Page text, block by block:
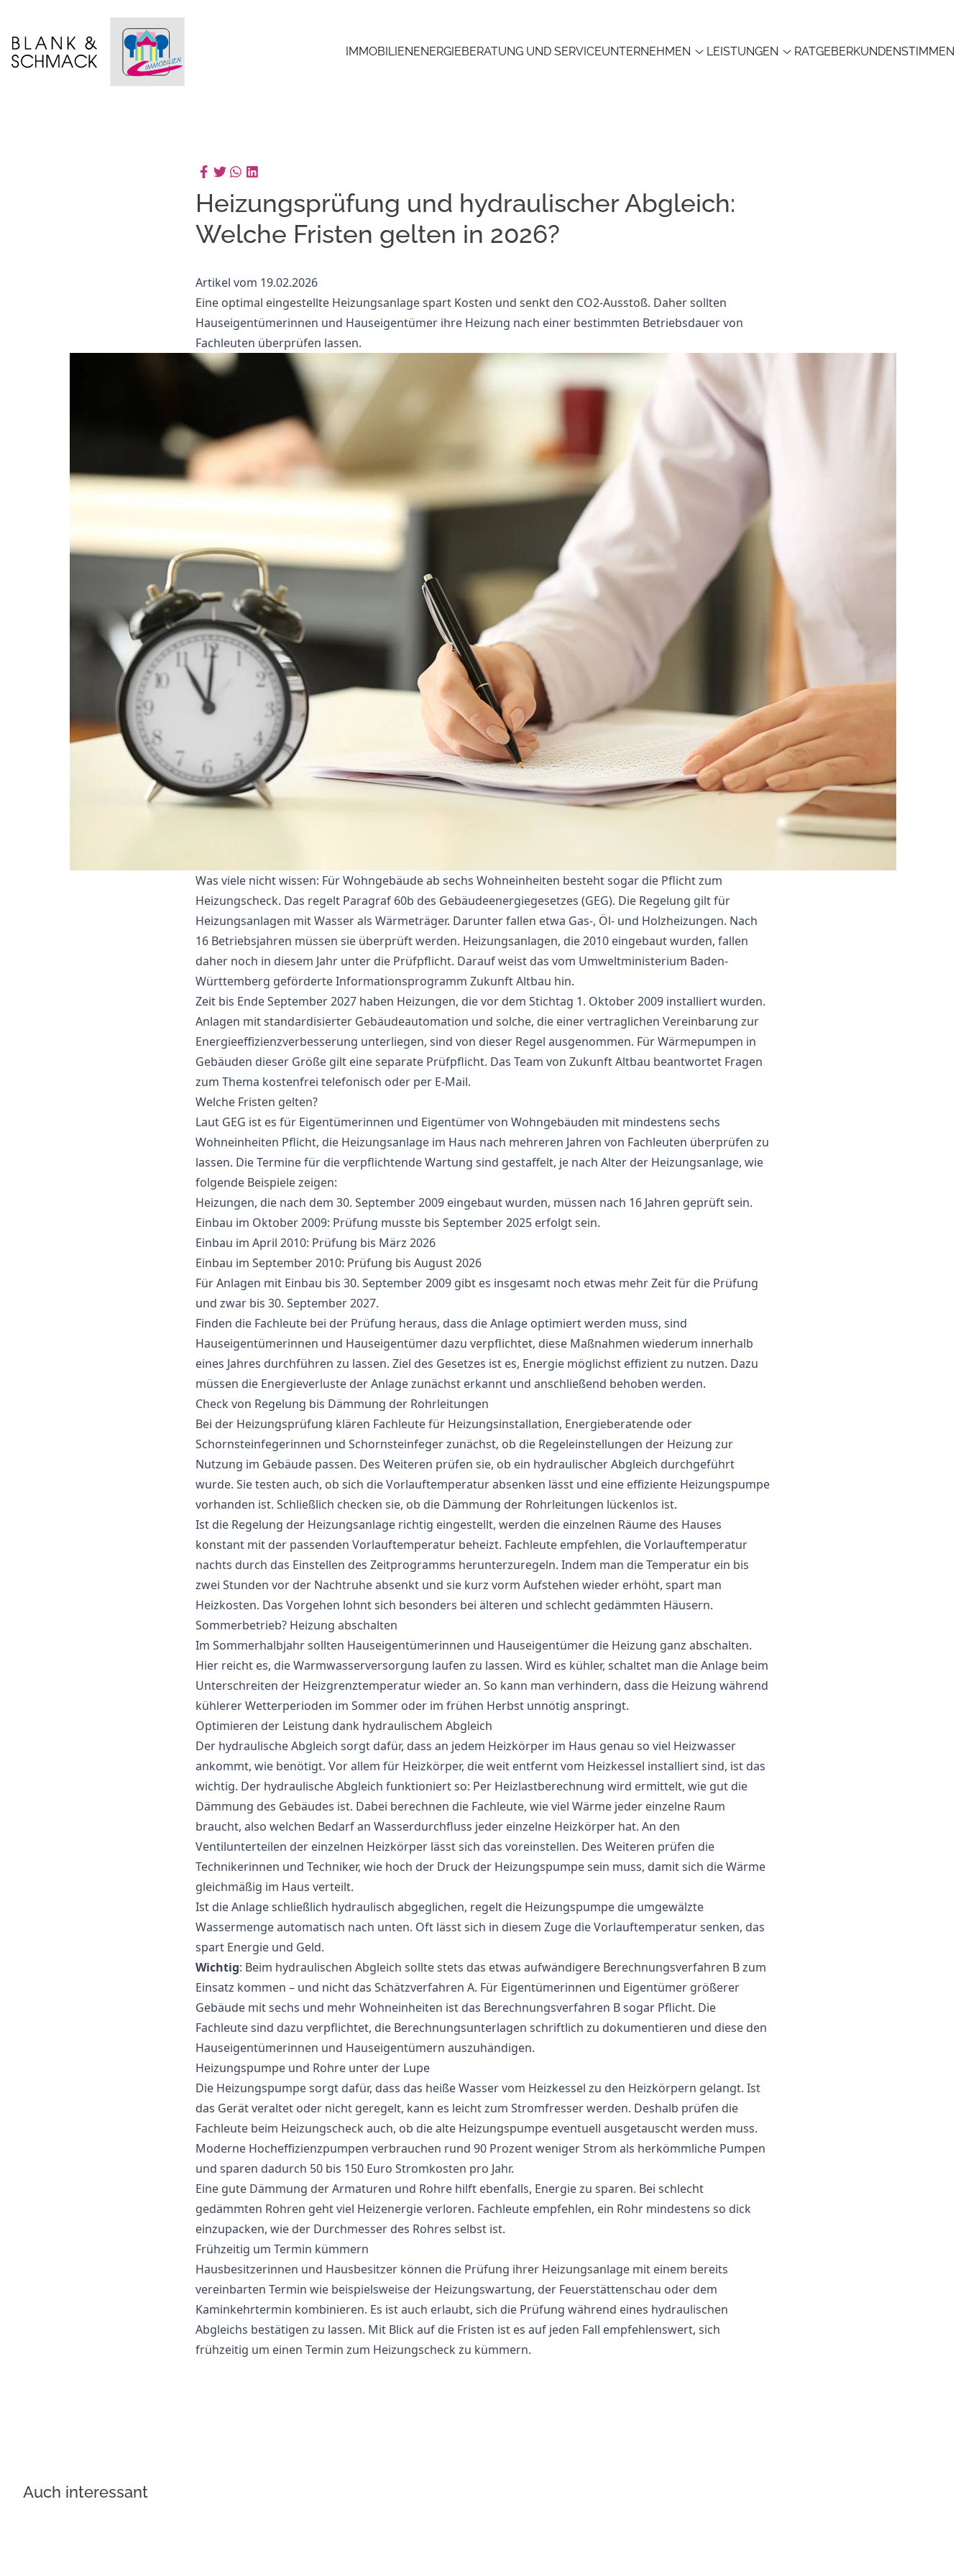
IMMOBILIENENERGIEBERATUNG UND SERVICEUNTERNEHMEN LEISTUNGEN RATGEBERKUNDENSTIMMEN
Heizungsprüfung und hydraulischer Abgleich:
Welche Fristen gelten in 2026?
Artikel vom 19.02.2026
Eine optimal eingestellte Heizungsanlage spart Kosten und senkt den CO2-Ausstoß. Daher sollten
Hauseigentümerinnen und Hauseigentümer ihre Heizung nach einer bestimmten Betriebsdauer von
Fachleuten überprüfen lassen.
Was viele nicht wissen: Für Wohngebäude ab sechs Wohneinheiten besteht sogar die Pflicht zum
Heizungscheck. Das regelt Paragraf 60b des Gebäudeenergiegesetzes (GEG). Die Regelung gilt für
Heizungsanlagen mit Wasser als Wärmeträger. Darunter fallen etwa Gas-, Öl- und Holzheizungen. Nach
16 Betriebsjahren müssen sie überprüft werden. Heizungsanlagen, die 2010 eingebaut wurden, fallen
daher noch in diesem Jahr unter die Prüfpflicht. Darauf weist das vom Umweltministerium Baden-
Württemberg geförderte Informationsprogramm Zukunft Altbau hin.
Zeit bis Ende September 2027 haben Heizungen, die vor dem Stichtag 1. Oktober 2009 installiert wurden.
Anlagen mit standardisierter Gebäudeautomation und solche, die einer vertraglichen Vereinbarung zur
Energieeffizienzverbesserung unterliegen, sind von dieser Regel ausgenommen. Für Wärmepumpen in
Gebäuden dieser Größe gilt eine separate Prüfpflicht. Das Team von Zukunft Altbau beantwortet Fragen
zum Thema kostenfrei telefonisch oder per E-Mail.
Welche Fristen gelten?
Laut GEG ist es für Eigentümerinnen und Eigentümer von Wohngebäuden mit mindestens sechs
Wohneinheiten Pflicht, die Heizungsanlage im Haus nach mehreren Jahren von Fachleuten überprüfen zu
lassen. Die Termine für die verpflichtende Wartung sind gestaffelt, je nach Alter der Heizungsanlage, wie
folgende Beispiele zeigen:
Heizungen, die nach dem 30. September 2009 eingebaut wurden, müssen nach 16 Jahren geprüft sein.
Einbau im Oktober 2009: Prüfung musste bis September 2025 erfolgt sein.
Einbau im April 2010: Prüfung bis März 2026
Einbau im September 2010: Prüfung bis August 2026
Für Anlagen mit Einbau bis 30. September 2009 gibt es insgesamt noch etwas mehr Zeit für die Prüfung
und zwar bis 30. September 2027.
Finden die Fachleute bei der Prüfung heraus, dass die Anlage optimiert werden muss, sind
Hauseigentümerinnen und Hauseigentümer dazu verpflichtet, diese Maßnahmen wiederum innerhalb
eines Jahres durchführen zu lassen. Ziel des Gesetzes ist es, Energie möglichst effizient zu nutzen. Dazu
müssen die Energieverluste der Anlage zunächst erkannt und anschließend behoben werden.
Check von Regelung bis Dämmung der Rohrleitungen
Bei der Heizungsprüfung klären Fachleute für Heizungsinstallation, Energieberatende oder
Schornsteinfegerinnen und Schornsteinfeger zunächst, ob die Regeleinstellungen der Heizung zur
Nutzung im Gebäude passen. Des Weiteren prüfen sie, ob ein hydraulischer Abgleich durchgeführt
wurde. Sie testen auch, ob sich die Vorlauftemperatur absenken lässt und eine effiziente Heizungspumpe
vorhanden ist. Schließlich checken sie, ob die Dämmung der Rohrleitungen lückenlos ist.
Ist die Regelung der Heizungsanlage richtig eingestellt, werden die einzelnen Räume des Hauses
konstant mit der passenden Vorlauftemperatur beheizt. Fachleute empfehlen, die Vorlauftemperatur
nachts durch das Einstellen des Zeitprogramms herunterzuregeln. Indem man die Temperatur ein bis
zwei Stunden vor der Nachtruhe absenkt und sie kurz vorm Aufstehen wieder erhöht, spart man
Heizkosten. Das Vorgehen lohnt sich besonders bei älteren und schlecht gedämmten Häusern.
Sommerbetrieb? Heizung abschalten
Im Sommerhalbjahr sollten Hauseigentümerinnen und Hauseigentümer die Heizung ganz abschalten.
Hier reicht es, die Warmwasserversorgung laufen zu lassen. Wird es kühler, schaltet man die Anlage beim
Unterschreiten der Heizgrenztemperatur wieder an. So kann man verhindern, dass die Heizung während
kühlerer Wetterperioden im Sommer oder im frühen Herbst unnötig anspringt.
Optimieren der Leistung dank hydraulischem Abgleich
Der hydraulische Abgleich sorgt dafür, dass an jedem Heizkörper im Haus genau so viel Heizwasser
ankommt, wie benötigt. Vor allem für Heizkörper, die weit entfernt vom Heizkessel installiert sind, ist das
wichtig. Der hydraulische Abgleich funktioniert so: Per Heizlastberechnung wird ermittelt, wie gut die
Dämmung des Gebäudes ist. Dabei berechnen die Fachleute, wie viel Wärme jeder einzelne Raum
braucht, also welchen Bedarf an Wasserdurchfluss jeder einzelne Heizkörper hat. An den
Ventilunterteilen der einzelnen Heizkörper lässt sich das voreinstellen. Des Weiteren prüfen die
Technikerinnen und Techniker, wie hoch der Druck der Heizungspumpe sein muss, damit sich die Wärme
gleichmäßig im Haus verteilt.
Ist die Anlage schließlich hydraulisch abgeglichen, regelt die Heizungspumpe die umgewälzte
Wassermenge automatisch nach unten. Oft lässt sich in diesem Zuge die Vorlauftemperatur senken, das
spart Energie und Geld.
Wichtig: Beim hydraulischen Abgleich sollte stets das etwas aufwändigere Berechnungsverfahren B zum
Einsatz kommen – und nicht das Schätzverfahren A. Für Eigentümerinnen und Eigentümer größerer
Gebäude mit sechs und mehr Wohneinheiten ist das Berechnungsverfahren B sogar Pflicht. Die
Fachleute sind dazu verpflichtet, die Berechnungsunterlagen schriftlich zu dokumentieren und diese den
Hauseigentümerinnen und Hauseigentümern auszuhändigen.
Heizungspumpe und Rohre unter der Lupe
Die Heizungspumpe sorgt dafür, dass das heiße Wasser vom Heizkessel zu den Heizkörpern gelangt. Ist
das Gerät veraltet oder nicht geregelt, kann es leicht zum Stromfresser werden. Deshalb prüfen die
Fachleute beim Heizungscheck auch, ob die alte Heizungspumpe eventuell ausgetauscht werden muss.
Moderne Hocheffizienzpumpen verbrauchen rund 90 Prozent weniger Strom als herkömmliche Pumpen
und sparen dadurch 50 bis 150 Euro Stromkosten pro Jahr.
Eine gute Dämmung der Armaturen und Rohre hilft ebenfalls, Energie zu sparen. Bei schlecht
gedämmten Rohren geht viel Heizenergie verloren. Fachleute empfehlen, ein Rohr mindestens so dick
einzupacken, wie der Durchmesser des Rohres selbst ist.
Frühzeitig um Termin kümmern
Hausbesitzerinnen und Hausbesitzer können die Prüfung ihrer Heizungsanlage mit einem bereits
vereinbarten Termin wie beispielsweise der Heizungswartung, der Feuerstättenschau oder dem
Kaminkehrtermin kombinieren. Es ist auch erlaubt, sich die Prüfung während eines hydraulischen
Abgleichs bestätigen zu lassen. Mit Blick auf die Fristen ist es auf jeden Fall empfehlenswert, sich
frühzeitig um einen Termin zum Heizungscheck zu kümmern.
Auch interessant